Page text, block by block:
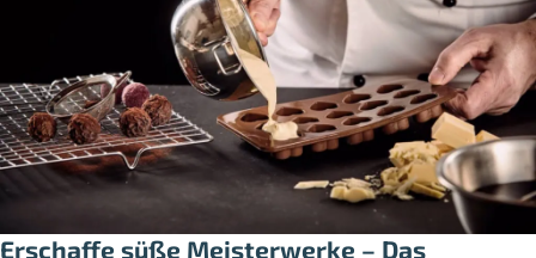
Erschaffe süße Meisterwerke – Das